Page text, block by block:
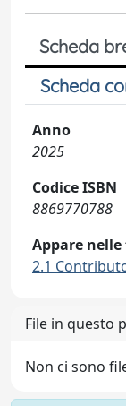
Scheda
Scheda
Anno
2025
Codice ISBN
8869770788
Appare
2.1
File in questo
Non ci sono